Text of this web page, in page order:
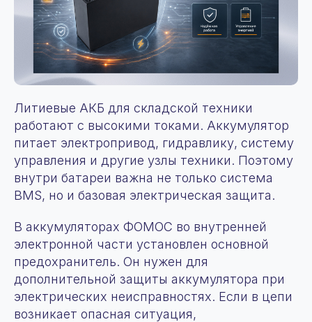
Литиевые АКБ для складской техники
работают с высокими токами. Аккумулятор
питает электропривод, гидравлику, систему
управления и другие узлы техники. Поэтому
внутри батареи важна не только система
BMS, но и базовая электрическая защита.
В аккумуляторах ФОМОС во внутренней
электронной части установлен основной
предохранитель. Он нужен для
дополнительной защиты аккумулятора при
электрических неисправностях. Если в цепи
возникает опасная ситуация,